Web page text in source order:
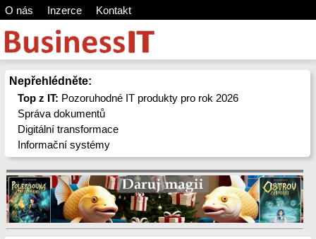
O nás Inzerce Kontakt
Nepřehlédněte:
Top z IT: Pozoruhodné IT produkty pro rok 2026
Správa dokumentů
Digitální transformace
Informační systémy